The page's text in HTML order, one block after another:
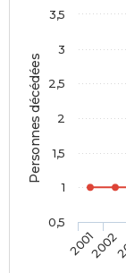
Personnes décédées
20012002
0,5
1
1,5
2
2,5
3
3,5